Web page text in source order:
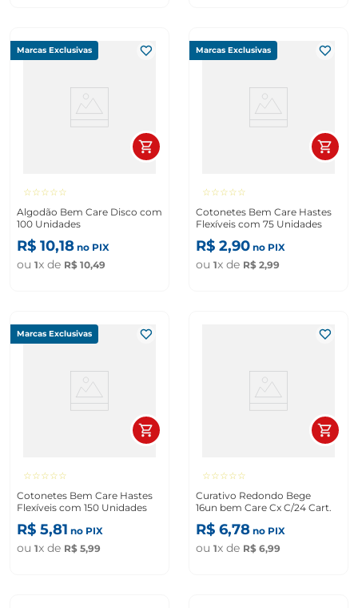
Marcas Exclusivas
☆☆☆☆☆
Algodão Bem Care Disco com
100 Unidades
R$ 10,18 no PIX
ou 1x de R$ 10,49
Marcas Exclusivas
☆☆☆☆☆
Cotonetes Bem Care Hastes
Flexíveis com 75 Unidades
R$ 2,90 no PIX
ou 1x de R$ 2,99
Marcas Exclusivas
☆☆☆☆☆
Cotonetes Bem Care Hastes
Flexíveis com 150 Unidades
R$ 5,81 no PIX
ou 1x de R$ 5,99
☆☆☆☆☆
Curativo Redondo Bege
16un bem Care Cx C/24 Cart.
R$ 6,78 no PIX
ou 1x de R$ 6,99